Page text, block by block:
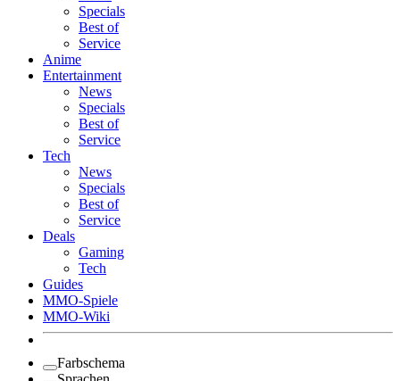
Specials
Best of
Service
Anime
Entertainment
News
Specials
Best of
Service
Tech
News
Specials
Best of
Service
Deals
Gaming
Tech
Guides
MMO-Spiele
MMO-Wiki
Farbschema